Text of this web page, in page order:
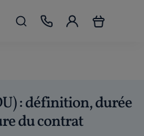
: définition, durée
du contrat